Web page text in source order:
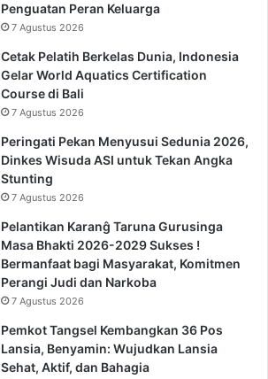
Penguatan Peran Keluarga
7 Agustus 2026
Cetak Pelatih Berkelas Dunia, Indonesia
Gelar World Aquatics Certification
Course di Bali
7 Agustus 2026
Peringati Pekan Menyusui Sedunia 2026,
Dinkes Wisuda ASI untuk Tekan Angka
Stunting
7 Agustus 2026
Pelantikan Karanĝ Taruna Gurusinga
Masa Bhakti 2026-2029 Sukses !
Bermanfaat bagi Masyarakat, Komitmen
Perangi Judi dan Narkoba
7 Agustus 2026
Pemkot Tangsel Kembangkan 36 Pos
Lansia, Benyamin: Wujudkan Lansia
Sehat, Aktif, dan Bahagia